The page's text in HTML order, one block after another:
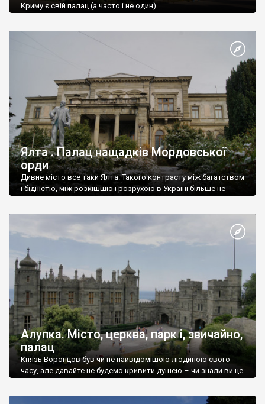
Криму є свій палац (а часто і не один).
Ялта . Палац нащадків Мордовської
орди
Дивне місто все таки Ялта. Такого контрасту між багатством
і бідністю, між розкішшю і розрухою в Україні більше не
Алупка. Місто, церква, парк і, звичайно,
палац
Князь Воронцов був чи не найвідомішою людиною свого
часу, але давайте не будемо кривити душею – чи знали ви це